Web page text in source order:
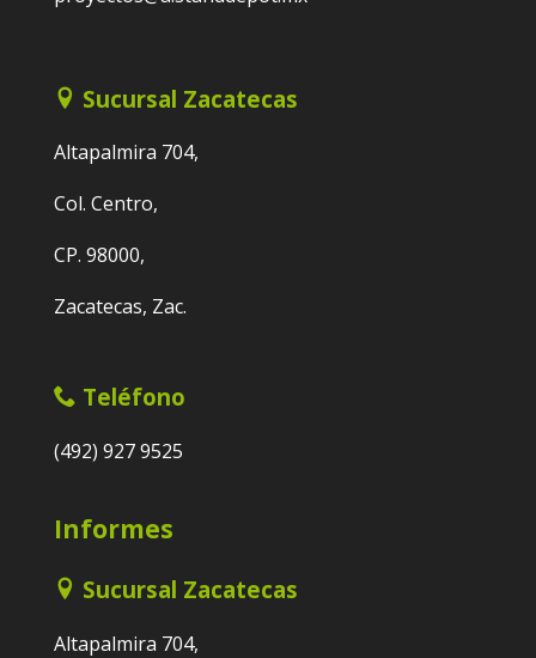
Sucursal Zacatecas
Altapalmira 704,
Col. Centro,
CP. 98000,
Zacatecas, Zac.
Teléfono
(492) 927 9525
Informes
Sucursal Zacatecas
Altapalmira 704,